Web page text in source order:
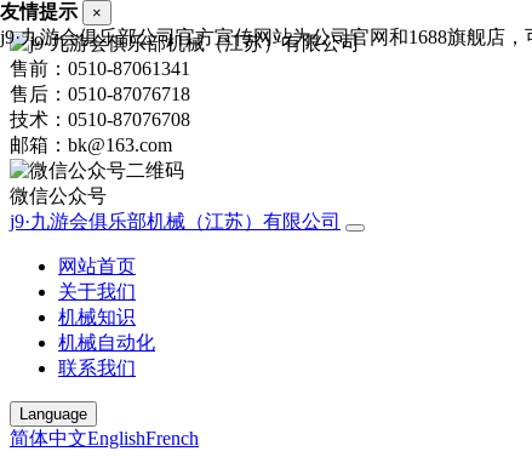
售前：0510-87061341
售后：0510-87076718
技术：0510-87076708
邮箱：bk@163.com
微信公众号
j9·九游会俱乐部机械（江苏）有限公司
网站首页
关于我们
机械知识
机械自动化
联系我们
Language
简体中文EnglishFrench
友情提示 ×
j9·九游会俱乐部公司官方宣传网站为公司官网和1688旗舰店